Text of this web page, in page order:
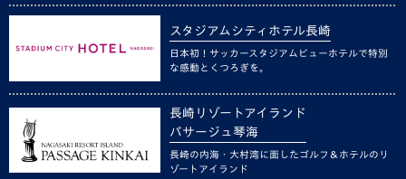
スタジアムシティホテル長崎
日本初！サッカースタジアムビューホテルで特別
な感動とくつろぎを。
長崎リゾートアイランド
パサージュ琴海
長崎の内海・大村湾に面したゴルフ＆ホテルのリ
ゾートアイランド